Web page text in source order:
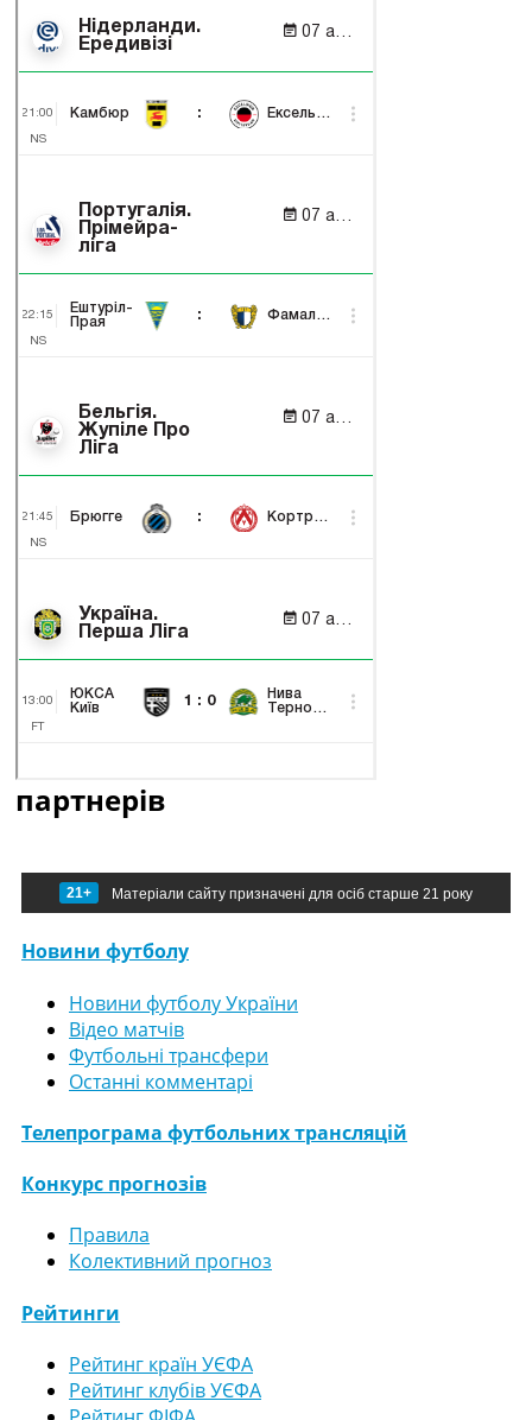
партнерів
21+ Матеріали сайту призначені для осіб старше 21 року
Новини футболу
Новини футболу України
Відео матчів
Футбольні трансфери
Останні комментарі
Телепрограма футбольних трансляцій
Конкурс прогнозів
Правила
Колективний прогноз
Рейтинги
Рейтинг країн УЄФА
Рейтинг клубів УЄФА